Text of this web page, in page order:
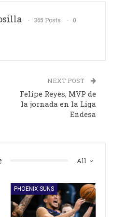
365 Posts
0
NEXT POST
Felipe Reyes, MVP de
la jornada en la Liga
Endesa
All
PHOENIX SUNS